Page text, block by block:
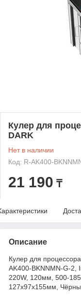
Кулер для
DARK
Нет в наличии
Код: R-AK400-
21 190 ₸
Описание
Кулер для
AK400-BKNNMN-G-2,
220W, 120мм, 500-
127х97х155мм,